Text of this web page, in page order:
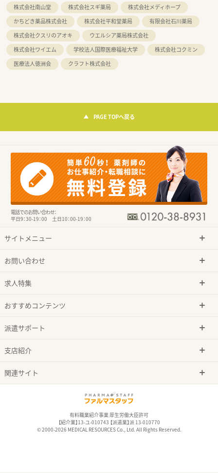
株式会社南山堂
株式会社スギ薬局
株式会社メディホープ
かちどき薬品株式会社
株式会社平和堂薬局
有限会社石川薬局
株式会社クスリのアオキ
ウエルシア薬局株式会社
株式会社ワイエム
学校法人国際医療福祉大学
株式会社コクミン
医療法人徳洲会
クラフト株式会社
PAGE TOPへ戻る
電話でのお問い合わせ：
平日9：30-19：00 土日10：00-19：00
サイトメニュー
お問い合わせ
求人特集
おすすめコンテンツ
派遣サポート
支店紹介
関連サイト
有料職業紹介事業 厚生労働大臣許可
【紹介業】13-ユ-010743 【派遣業】派 13-010770
© 2000-2026 MEDICAL RESOURCES Co., Ltd. All Rights Reserved.